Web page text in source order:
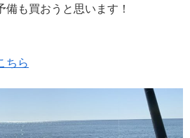
も買おうと思います！
ちら